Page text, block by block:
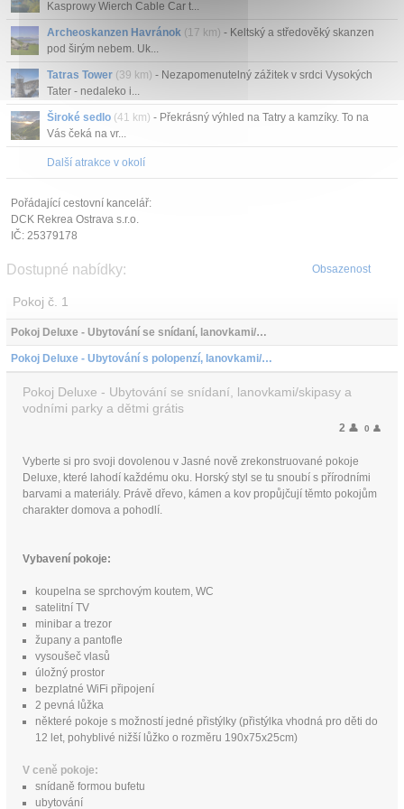
Kasprowy Wierch Cable Car t...
Archeoskanzen Havránok (17 km) - Keltský a středověký skanzen
pod širým nebem. Uk...
Tatras Tower (39 km) - Nezapomenutelný zážitek v srdci Vysokých
Tater - nedaleko i...
Široké sedlo (41 km) - Překrásný výhled na Tatry a kamzíky. To na
Vás čeká na vr...
Další atrakce v okolí
Pořádající cestovní kancelář:
DCK Rekrea Ostrava s.r.o.
IČ: 25379178
Obsazenost
Dostupné nabídky:
Pokoj č. 1
Pokoj Deluxe - Ubytování se snídaní, lanovkami/skipasy a vodními parky a dětmi grátis
Pokoj Deluxe - Ubytování s polopenzí, lanovkami/skipasy a vodními parky a dětmi grátis
Pokoj Deluxe - Ubytování se snídaní, lanovkami/skipasy a
vodními parky a dětmi grátis
2 👤 0 👤
Vyberte si pro svoji dovolenou v Jasné nově zrekonstruované pokoje
Deluxe, které lahodí každému oku. Horský styl se tu snoubí s přírodními
barvami a materiály. Právě dřevo, kámen a kov propůjčují těmto pokojům
charakter domova a pohodlí.
Vybavení pokoje:
koupelna se sprchovým koutem, WC
satelitní TV
minibar a trezor
župany a pantofle
vysoušeč vlasů
úložný prostor
bezplatné WiFi připojení
2 pevná lůžka
některé pokoje s možností jedné přistýlky (přistýlka vhodná pro děti do
12 let, pohyblivé nižší lůžko o rozměru 190x75x25cm)
V ceně pokoje:
snídaně formou bufetu
ubytování